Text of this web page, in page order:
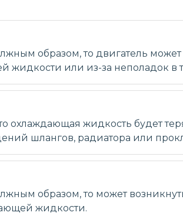
образом, то двигатель
или из-за неполадок в
охлаждающая жидкость будет
шлангов, радиатора или
образом, то может
жидкости.